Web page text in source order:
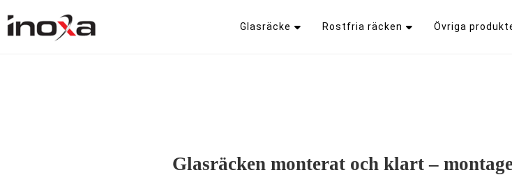
Glasräcke Rostfria räcken Övriga
Glasräcken monterat och klart –